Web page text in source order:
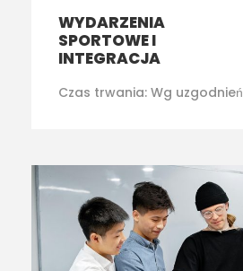
WYDARZENIA
SPORTOWE I
INTEGRACJA
Czas trwania: Wg uzgodnień